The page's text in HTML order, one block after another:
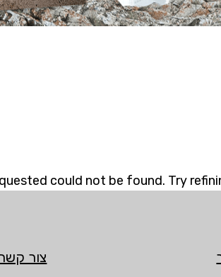
could not be found. Try
צור